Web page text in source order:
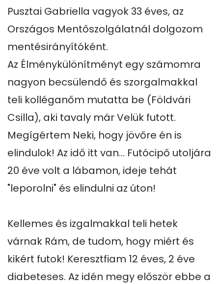
Pusztai Gabriella vagyok 33 éves, az
Országos Mentőszolgálatnál dolgozom
mentésirányítóként.
Az Élménykülönítményt egy számomra
nagyon becsülendő és szorgalmakkal
teli kolléganőm mutatta be (Földvári
Csilla), aki tavaly már Velük futott.
Megígértem Neki, hogy jövőre én is
elindulok! Az idő itt van... Futócipő utoljára
20 éve volt a lábamon, ideje tehát
"leporolni" és elindulni az úton!
Kellemes és izgalmakkal teli hetek
várnak Rám, de tudom, hogy miért és
kikért futok! Keresztfiam 12 éves, 2 éve
diabeteses. Az idén megy először ebbe a